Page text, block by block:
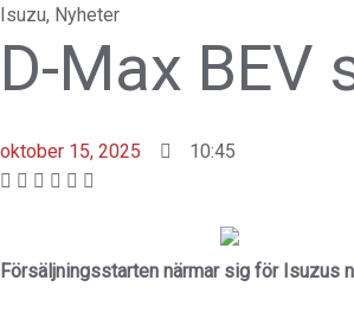
Isuzu, Nyheter
D-Max
oktober 15, 2025 10:45
Försäljningsstarten närmar sig för Isuzus